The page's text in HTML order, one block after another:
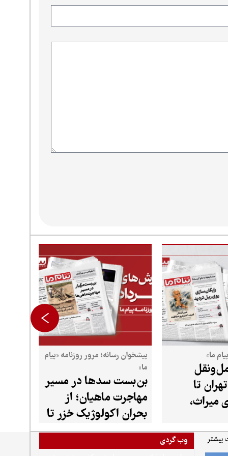
ما»
تا
میراث،
پیشخوان رسانه؛ مرور روزنامه «پیام
ما»
بن‌بست سدها در مسیر
مهاجرت ماهیان؛ از
بحران اکولوژیک خزر تا
تمدن رو به زوال قنات
وب گردی